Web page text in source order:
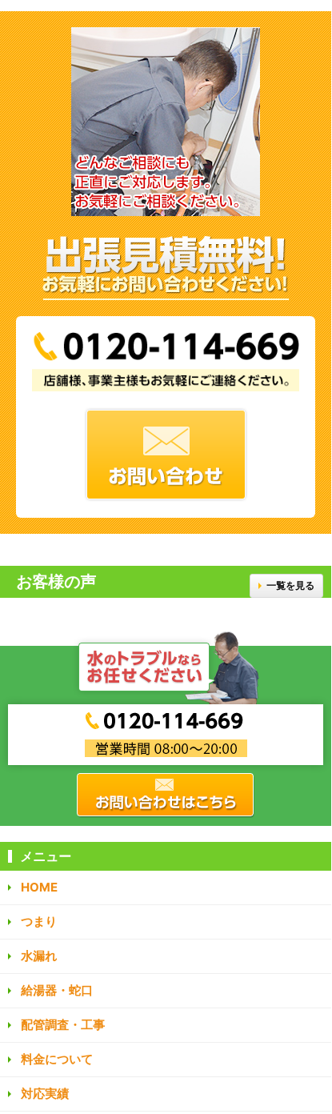
お客様の声 一覧を見る
メニュー
HOME
つまり
水漏れ
給湯器・蛇口
配管調査・工事
料金について
対応実績